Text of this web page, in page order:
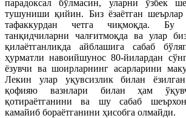
парадоксал бўлмасин, уларни ўзбек
тушуниши қийин. Биз ёзаётган шеърлар
тафаккурдан четга чиқмоқда. Бу
танқидчиларни чалғитмоқда ва улар
қилаётганликда айблашига сабаб
ҳурматли навоийшунос 80-йилардан
ёзувчи ва шоирларнинг асарларини
Лекин улар уқувсизлик билан
қофияю вазнлари билан ҳам
қотираётганини ва шу сабаб
камайиб бораётганини ҳисобга олмайди.